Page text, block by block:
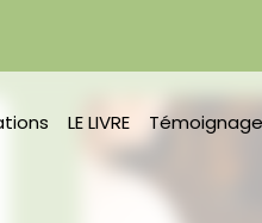
LE LIVRE